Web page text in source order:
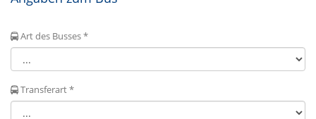
Art des Busses *
Transferart *